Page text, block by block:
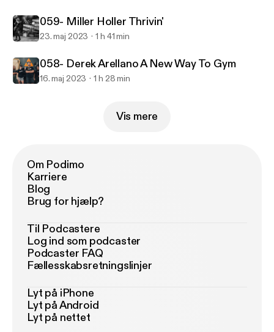
059- Miller Holler Thrivin'
23. maj 2023 1 h 41 min
058- Derek Arellano A New Way To Gym
16. maj 2023 1 h 28 min
Vis mere
Om Podimo
Karriere
Blog
Brug for hjælp?
Til Podcastere
Log ind som podcaster
Podcaster FAQ
Fællesskabsretningslinjer
Lyt på iPhone
Lyt på Android
Lyt på nettet